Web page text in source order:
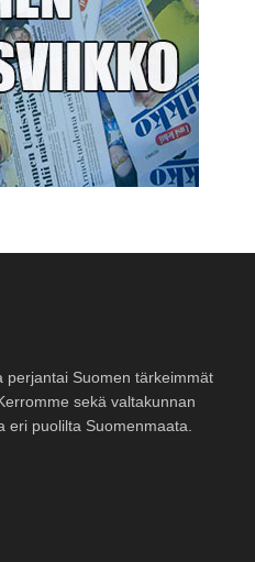
perjantai Suomen tärkeimmät
sekä valtakunnan
eri puolilta Suomenmaata.